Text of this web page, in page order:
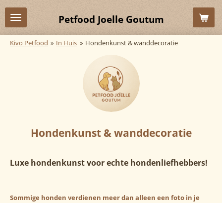
Ga
direct
de
Petfood Joelle Goutum
Kivo Petfood » In Huis » Hondenkunst & wanddecoratie
Hondenkunst & wanddecoratie
Luxe hondenkunst voor echte hondenliefhebbers!
Sommige honden verdienen meer dan alleen een foto in je